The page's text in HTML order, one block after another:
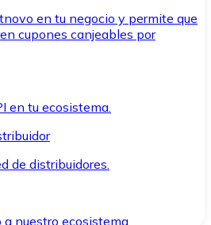
en tu negocio y permite que
cupones canjeables por
en tu ecosistema.
de distribuidores.
nuestro ecosistema.